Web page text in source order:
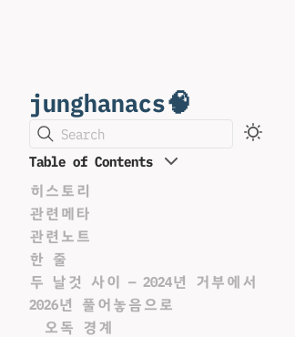
junghanacs🧠
Search
Table of Contents
히스토리
관련메타
관련노트
한 줄
두 날것 사이 — 2024년 거부에서
2026년 풀어놓음으로
오독 경계